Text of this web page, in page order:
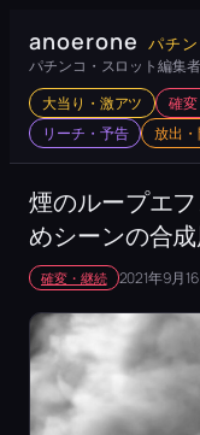
容
ス
キ
プ
anoerone パチ
パチンコ・スロット編集
大当り・激アツ 確
リーチ・予告
放出
煙のループエ
めシーンの合
確変・継続 2021年9月